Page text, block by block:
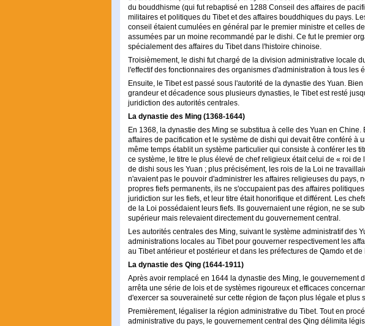
du bouddhisme (qui fut rebaptisé en 1288 Conseil des affaires de
militaires et politiques du Tibet et des affaires bouddhiques du pays.
conseil étaient cumulées en général par le premier ministre et celles
assumées par un moine recommandé par le dishi. Ce fut le premier
spécialement des affaires du Tibet dans l'histoire chinoise.
Troisièmement, le dishi fut chargé de la division administrative locale
l'effectif des fonctionnaires des organismes d'administration à tous les
Ensuite, le Tibet est passé sous l'autorité de la dynastie des Yuan.
grandeur et décadence sous plusieurs dynasties, le Tibet est resté
juridiction des autorités centrales.
La dynastie des Ming (1368-1644)
En 1368, la dynastie des Ming se substitua à celle des Yuan en
affaires de pacification et le système de dishi qui devait être conféré à
même temps établit un système particulier qui consiste à conférer les
ce système, le titre le plus élevé de chef religieux était celui de « roi de
de dishi sous les Yuan ; plus précisément, les rois de la Loi ne
n'avaient pas le pouvoir d'administrer les affaires religieuses du pays,
propres fiefs permanents, ils ne s'occupaient pas des affaires
juridiction sur les fiefs, et leur titre était honorifique et différent. Les
de la Loi possédaient leurs fiefs. Ils gouvernaient une région, ne se
supérieur mais relevaient directement du gouvernement central.
Les autorités centrales des Ming, suivant le système administratif des
administrations locales au Tibet pour gouverner respectivement les
au Tibet antérieur et postérieur et dans les préfectures de Qamdo et de
La dynastie des Qing (1644-1911)
Après avoir remplacé en 1644 la dynastie des Ming, le gouvernement
arrêta une série de lois et de systèmes rigoureux et efficaces
d'exercer sa souveraineté sur cette région de façon plus légale et plus
Premièrement, légaliser la région administrative du Tibet. Tout en
administrative du pays, le gouvernement central des Qing délimita